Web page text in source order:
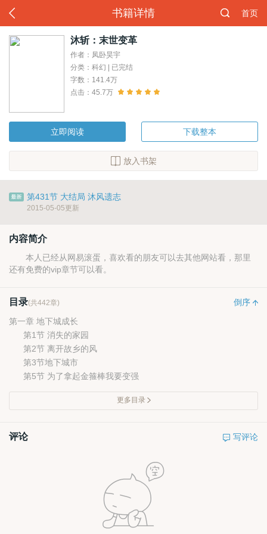
书籍详情 首页
沐斩：末世变革
作者：凤卧昊宇
分类：科幻 | 已完结
字数：141.4万
点击：45.7万
立即阅读 下载整本
放入书架
第431节 大结局 沐风遗志
2015-05-05更新
内容简介
本人已经从网易滚蛋，喜欢看的朋友可以去其他网站看，那里
还有免费的vip章节可以看。
目录(共442章)
倒序
第一章 地下城成长
第1节 消失的家园
第2节 离开故乡的风
第3节地下城市
第5节 为了拿起金箍棒我要变强
更多目录
评论 写评论